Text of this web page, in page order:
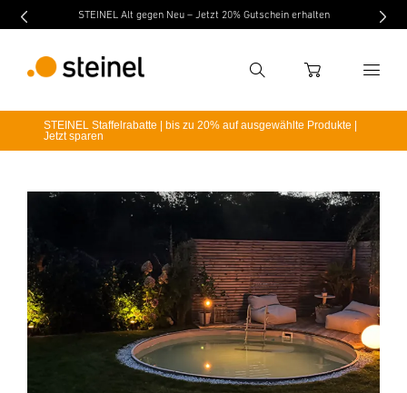
STEINEL Alt gegen Neu – Jetzt 20% Gutschein erhalten
Suche
Suchbegriff eingeben
WARENKORB
STEINEL Staffelrabatte | bis zu 20% auf ausgewählte Produkte |
Jetzt sparen